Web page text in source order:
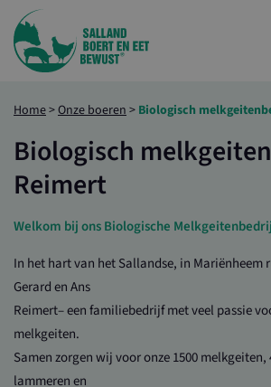
Home>Onze boeren > Biologisch
Biologisch
Reimert
Welkom bij ons Biologische
In het hart van het Sallandse, in Mariënheem
Gerard en Ans
Reimert– een familiebedrijf met veel passie
melkgeiten.
Samen zorgen wij voor onze 1500
lammeren en